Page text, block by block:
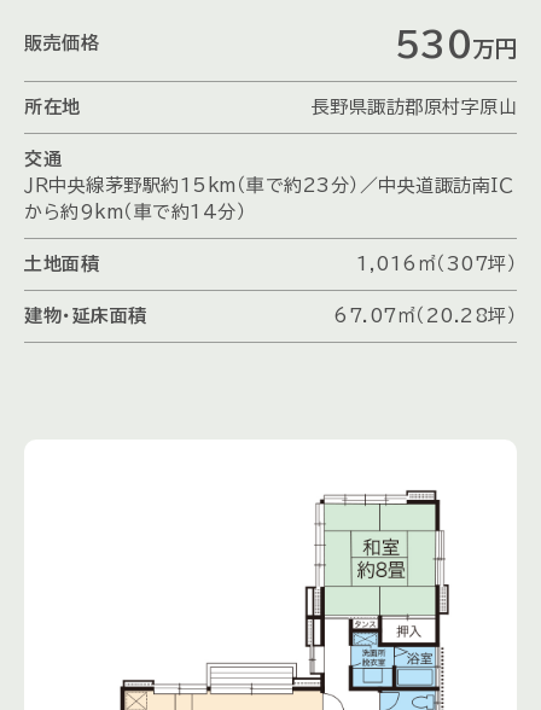
販売価格 530万円
所在地 長野県諏訪郡原村字原山
交通
ＪＲ中央線茅野駅約15km（車で約23分）／中央道諏訪南ＩＣ
から約9km（車で約14分）
土地面積 1,016㎡（307坪）
建物・延床面積 67.07㎡（20.28坪）